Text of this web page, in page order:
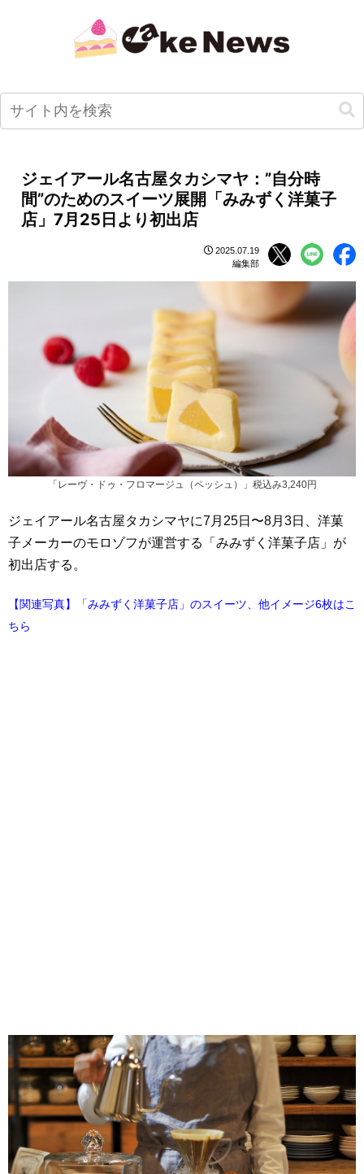
ジェイアール名古屋タカシマヤ：”自分時
間”のためのスイーツ展開「みみずく洋菓子
店」7月25日より初出店
2025.07.19
編集部
「レーヴ・ドゥ・フロマージュ（ペッシュ）」税込み3,240円
ジェイアール名古屋タカシマヤに7月25日〜8月3日、洋菓
子メーカーのモロゾフが運営する「みみずく洋菓子店」が
初出店する。
【関連写真】「みみずく洋菓子店」のスイーツ、他イメージ6枚はこ
ちら